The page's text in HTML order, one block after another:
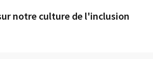
notre culture de l'inclusion